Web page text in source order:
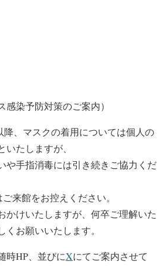
感染予防対策のご案内）
降、マスクの着用については個人の
たしますが、
や手指消毒には引き続きご協力くだ
来館をお控えください。
かけいたしますが、何卒ご理解いた
お願いいたします。
時HP、並びにXにてご案内させて